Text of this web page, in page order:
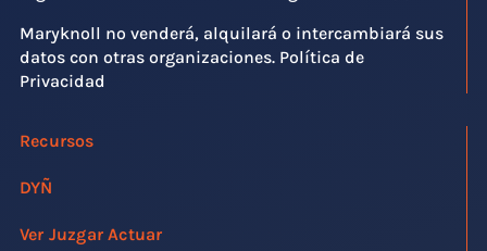
Maryknoll no venderá, alquilará o intercambiará sus
datos con otras organizaciones. Política de
Privacidad
Recursos
DYÑ
Ver Juzgar Actuar